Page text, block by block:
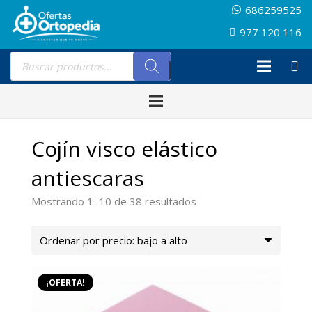
686259525
977 120 116
Búsqueda
productos
Cojín visco elástico
antiescaras
Mostrando 1–10 de 38 resultados
¡OFERTA!